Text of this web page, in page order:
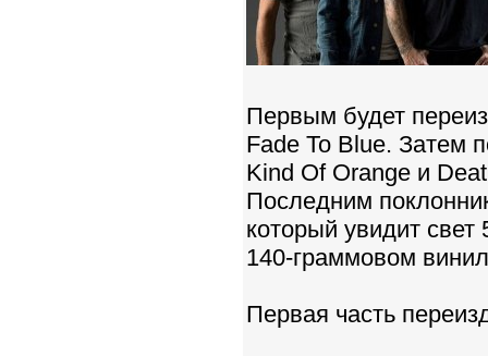
Первым будет
Fade To Blue. Затем
Kind Of Orange и
Последним
который увидит
140-граммовом
Первая часть